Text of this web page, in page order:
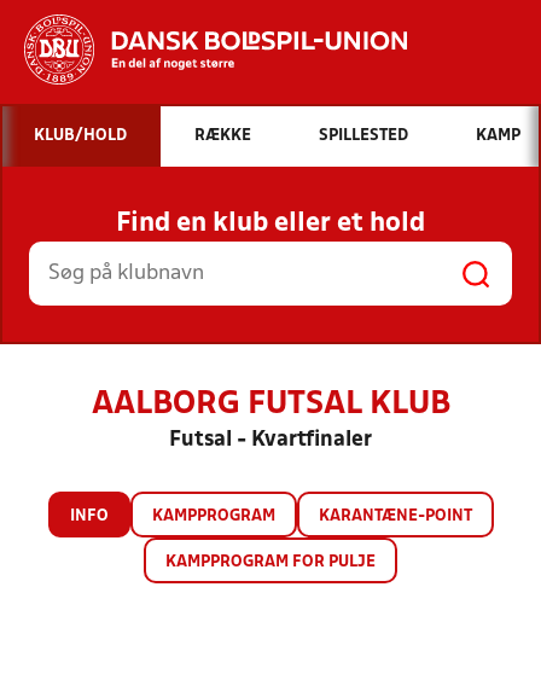
Hvad vil du søge efter?
INDHOLD OG NYHEDER
STILLINGER, RESULTATER, KLUBBER OG
HOLD
KLUB/HOLD RÆKKE SPILLESTED KAMP
Find en klub eller et hold
AALBORG FUTSAL KLUB
Futsal - Kvartfinaler
INFO KAMPPROGRAM KARANTÆNE-POINT
KAMPPROGRAM FOR PULJE